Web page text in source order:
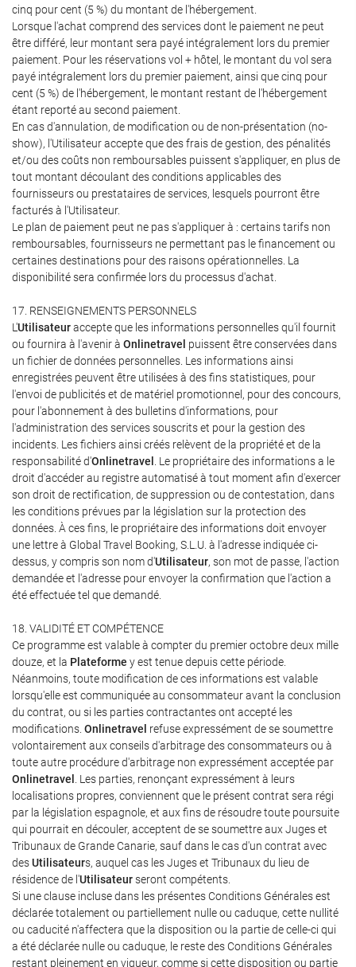
cinq pour cent (5 %) du montant de l'hébergement.
Lorsque l'achat comprend des services dont le paiement ne peut
être différé, leur montant sera payé intégralement lors du premier
paiement. Pour les réservations vol + hôtel, le montant du vol sera
payé intégralement lors du premier paiement, ainsi que cinq pour
cent (5 %) de l'hébergement, le montant restant de l'hébergement
étant reporté au second paiement.
En cas d'annulation, de modification ou de non-présentation (no-
show), l'Utilisateur accepte que des frais de gestion, des pénalités
et/ou des coûts non remboursables puissent s'appliquer, en plus de
tout montant découlant des conditions applicables des
fournisseurs ou prestataires de services, lesquels pourront être
facturés à l'Utilisateur.
Le plan de paiement peut ne pas s'appliquer à : certains tarifs non
remboursables, fournisseurs ne permettant pas le financement ou
certaines destinations pour des raisons opérationnelles. La
disponibilité sera confirmée lors du processus d'achat.
17. RENSEIGNEMENTS PERSONNELS
L'Utilisateuraccepte que les informations personnelles qu'il fournit
ou fournira à l'avenir à Onlinetravel puissent être conservées dans
un fichier de données personnelles. Les informations ainsi
enregistrées peuvent être utilisées à des fins statistiques, pour
l'envoi de publicités et de matériel promotionnel, pour des concours,
pour l'abonnement à des bulletins d'informations, pour
l'administration des services souscrits et pour la gestion des
incidents. Les fichiers ainsi créés relèvent de la propriété et de la
responsabilité d'Onlinetravel
. Le propriétaire des informations a le
droit d'accéder au registre automatisé à tout moment afin d'exercer
son droit de rectification, de suppression ou de contestation, dans
les conditions prévues par la législation sur la protection des
données. À ces fins, le propriétaire des informations doit envoyer
une lettre à Global Travel Booking, S.L.U. à l'adresse indiquée ci-
dessus, y compris son nom d'Utilisateur, son mot de passe, l'action
demandée et l'adresse pour envoyer la confirmation que l'action a
été effectuée tel que demandé.
18. VALIDITÉ ET COMPÉTENCE
Ce programme est valable à compter du premier octobre deux mille
douze, et la Plateforme y est tenue depuis cette période.
Néanmoins, toute modification de ces informations est valable
lorsqu'elle est communiquée au consommateur avant la conclusion
du contrat, ou si les parties contractantes ont accepté les
modifications. Onlinetravel refuse expressément de se soumettre
volontairement aux conseils d'arbitrage des consommateurs ou à
toute autre procédure d'arbitrage non expressément acceptée par
Onlinetravel
. Les parties, renonçant expressément à leurs
localisations propres, conviennent que le présent contrat sera régi
par la législation espagnole, et aux fins de résoudre toute poursuite
qui pourrait en découler, acceptent de se soumettre aux Juges et
Tribunaux de Grande Canarie, sauf dans le cas d'un contrat avec
desUtilisateurs, auquel cas les Juges et Tribunaux du lieu de
résidence de l'Utilisateurseront compétents.
Si une clause incluse dans les présentes Conditions Générales est
déclarée totalement ou partiellement nulle ou caduque, cette nullité
ou caducité n'affectera que la disposition ou la partie de celle-ci qui
a été déclarée nulle ou caduque, le reste des Conditions Générales
restant pleinement en vigueur, comme si cette disposition ou partie